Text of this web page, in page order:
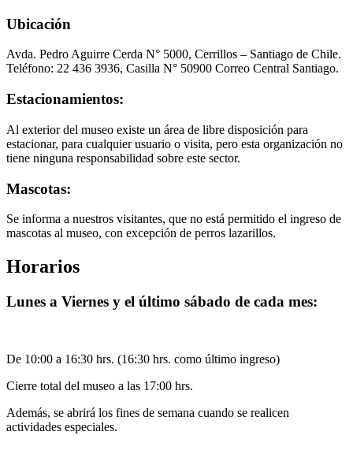
Ubicación
Avda. Pedro Aguirre Cerda N° 5000, Cerrillos – Santiago de Chile.
Teléfono: 22 436 3936, Casilla N° 50900 Correo Central Santiago.
Estacionamientos:
Al exterior del museo existe un área de libre disposición para
estacionar, para cualquier usuario o visita, pero esta organización no
tiene ninguna responsabilidad sobre este sector.
Mascotas:
Se informa a nuestros visitantes, que no está permitido el ingreso de
mascotas al museo, con excepción de perros lazarillos.
Horarios
Lunes a Viernes y el último sábado de cada mes:
De 10:00 a 16:30 hrs. (16:30 hrs. como último ingreso)
Cierre total del museo a las 17:00 hrs.
Además, se abrirá los fines de semana cuando se realicen
actividades especiales.